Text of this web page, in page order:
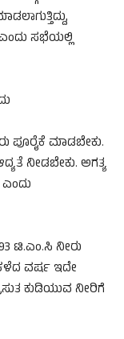
ಸಭೆಯಲ್ಲಿ
ಪೂರೈಕೆ ಮಾಡಬೇಕು.
ನೀಡಬೇಕು. ಅಗತ್ಯ
ಟಿ.ಎಂ.ಸಿ ನೀರು
ಕಳೆದ ವರ್ಷ ಇದೇ
ಕುಡಿಯುವ ನೀರಿಗೆ